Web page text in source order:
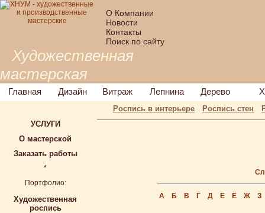
О Компании
Новости
Контакты
Поиск по сайту
Художественная
мастерская
Главная Дизайн Витраж Лепнина Дерево
Роспись в интерьере Роспись стен
УСЛУГИ
О мастерской
Заказать работы
*
Портфолио:
Художественная
роспись
А Б В Г Д Е Ё Ж З